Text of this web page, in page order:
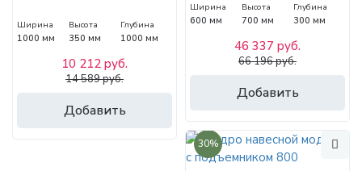
Ширина
1000 мм
Высота
350 мм
Глубина
1000 мм
Добавить
10 212 руб.
14 589 руб.
Ширина
600 мм
Высота
700 мм
Глубина
300 мм
Добавить
46 337 руб.
66 196 руб.
30%